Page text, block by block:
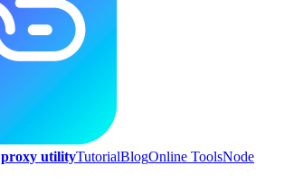
utilityTutorialBlogOnline ToolsNode